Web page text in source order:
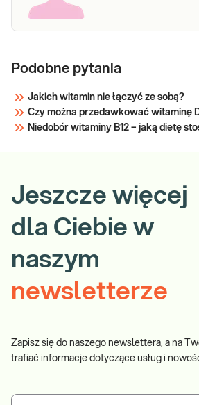
Podobne pytania
Jakich witamin nie łączyć ze sobą?
Czy można przedawkować witaminę
Niedobór witaminy B12 – jaką dietę
Jeszcze więcej
dla Ciebie w
naszym
newsletterze
Zapisz się do naszego newslettera, a na
trafiać informacje dotyczące usług i